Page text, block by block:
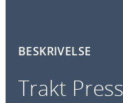
BESKRIVELSE
Trakt